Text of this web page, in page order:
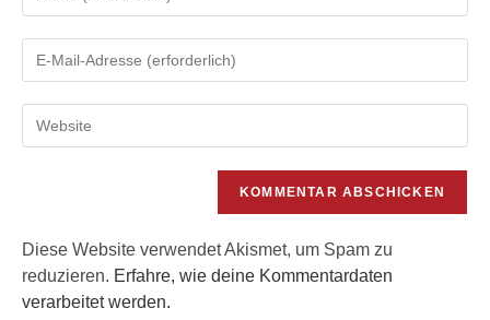
deinen
oder
Kommentieren
ein
deine
Mail-
deine
Diese Website verwendet Akismet, um Spam zu
reduzieren. Erfahre, wie deine Kommentardaten
verarbeitet werden.